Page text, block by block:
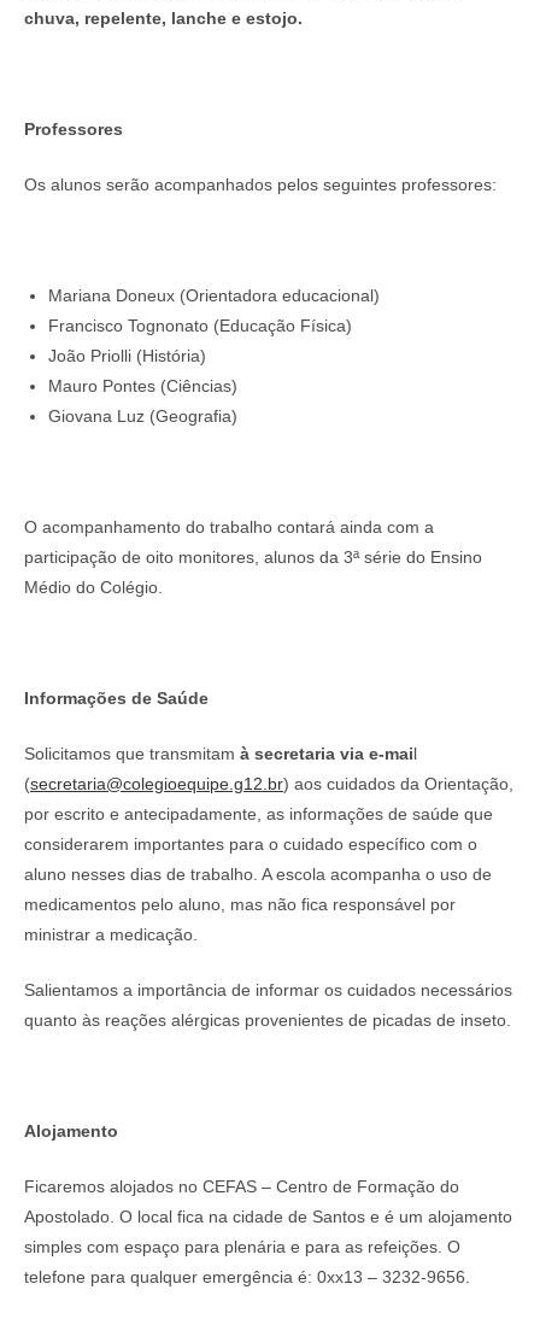
chuva, repelente, lanche e estojo.
Professores
Os alunos serão acompanhados pelos seguintes professores:
Mariana Doneux (Orientadora educacional)
Francisco Tognonato (Educação Física)
João Priolli (História)
Mauro Pontes (Ciências)
Giovana Luz (Geografia)
O acompanhamento do trabalho contará ainda com a
participação de oito monitores, alunos da 3ª série do Ensino
Médio do Colégio.
Informações de Saúde
Solicitamos que transmitam à secretaria via e-mail
(secretaria@colegioequipe.g12.br) aos cuidados da Orientação,
por escrito e antecipadamente, as informações de saúde que
considerarem importantes para o cuidado específico com o
aluno nesses dias de trabalho. A escola acompanha o uso de
medicamentos pelo aluno, mas não fica responsável por
ministrar a medicação.
Salientamos a importância de informar os cuidados necessários
quanto às reações alérgicas provenientes de picadas de inseto.
Alojamento
Ficaremos alojados no CEFAS – Centro de Formação do
Apostolado. O local fica na cidade de Santos e é um alojamento
simples com espaço para plenária e para as refeições. O
telefone para qualquer emergência é: 0xx13 – 3232-9656.